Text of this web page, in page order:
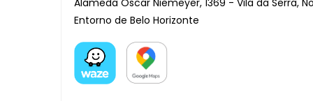
Entorno de Belo Horizonte